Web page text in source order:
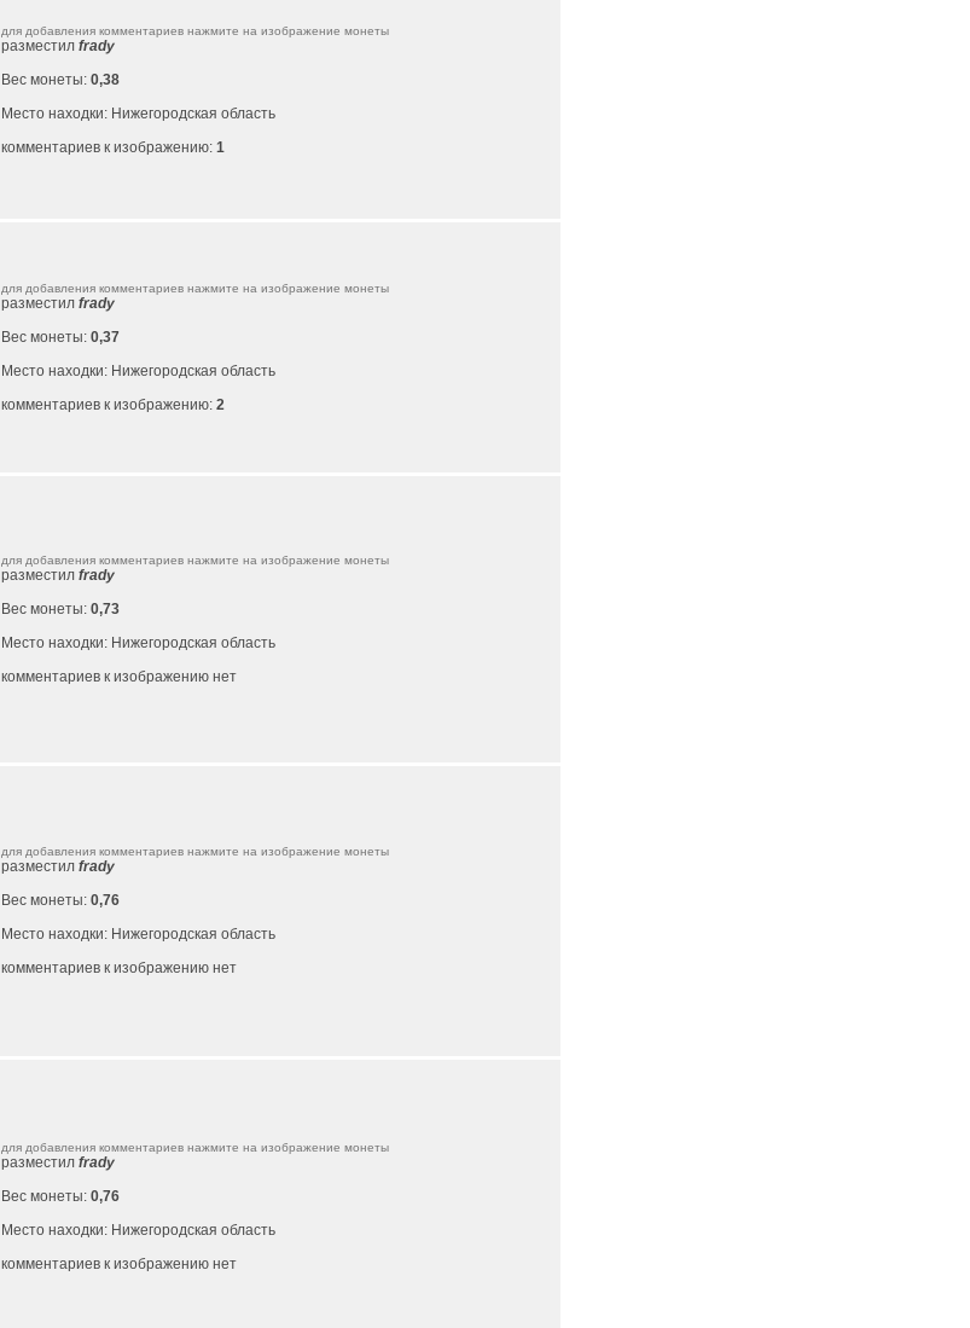
для добавления комментариев нажмите на изображение монеты
разместил frady
Вес монеты: 0,38
Место находки: Нижегородская область
комментариев к изображению: 1
для добавления комментариев нажмите на изображение монеты
разместил frady
Вес монеты: 0,37
Место находки: Нижегородская область
комментариев к изображению: 2
для добавления комментариев нажмите на изображение монеты
разместил frady
Вес монеты: 0,73
Место находки: Нижегородская область
комментариев к изображению нет
для добавления комментариев нажмите на изображение монеты
разместил frady
Вес монеты: 0,76
Место находки: Нижегородская область
комментариев к изображению нет
для добавления комментариев нажмите на изображение монеты
разместил frady
Вес монеты: 0,76
Место находки: Нижегородская область
комментариев к изображению нет